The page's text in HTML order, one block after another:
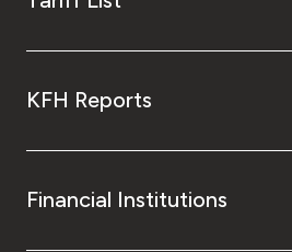
KFH Reports
Financial Institutions